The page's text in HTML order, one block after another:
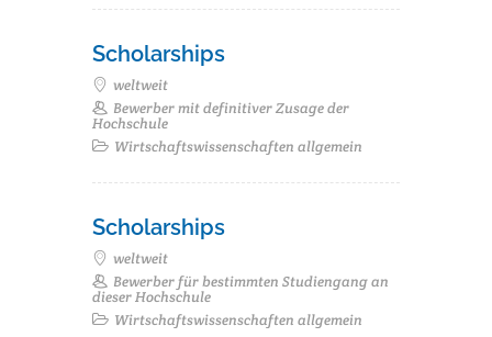
Scholarships
weltweit
Bewerber mit definitiver Zusage der
Hochschule
Wirtschaftswissenschaften allgemein
Scholarships
weltweit
Bewerber für bestimmten Studiengang an
dieser Hochschule
Wirtschaftswissenschaften allgemein